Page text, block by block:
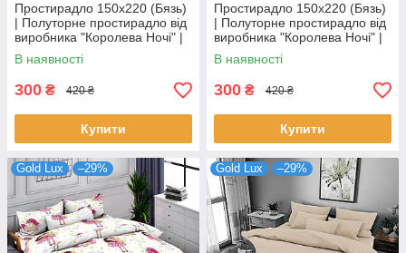
Простирадло 150х220 (Бязь)
| Полуторне простирадло від
виробника "Королева Ночі" |
Однотонний фіолетовий
В наявності
300 ₴ 420 ₴
Купити
Простирадло 150х220 (Бязь)
| Полуторне простирадло від
виробника "Королева Ночі" |
Однотонний бордовий
В наявності
300 ₴ 420 ₴
Купити
Gold Lux –29% Gold Lux –29%